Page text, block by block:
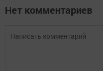
Нет комментариев